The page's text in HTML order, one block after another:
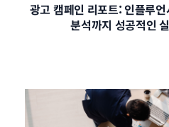
PORTFOLIO
CONTACT
광고 캠페인 리포트: 인플루
분석까지 성공적인